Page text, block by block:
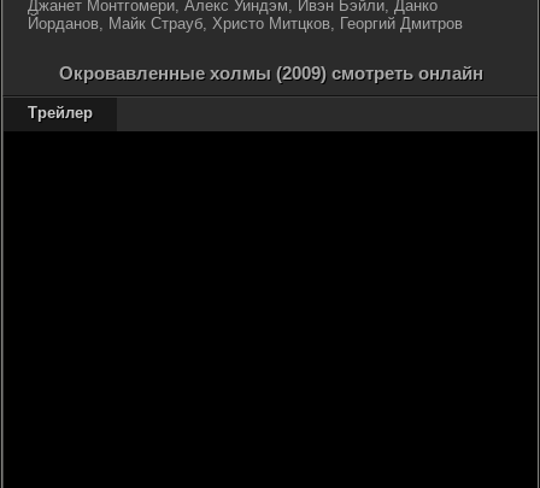
Джанет Монтгомери, Алекс Уиндэм, Ивэн Бэйли, Данко
Йорданов, Майк Страуб, Христо Митцков, Георгий Дмитров
Окровавленные холмы (2009) смотреть онлайн
Трейлер